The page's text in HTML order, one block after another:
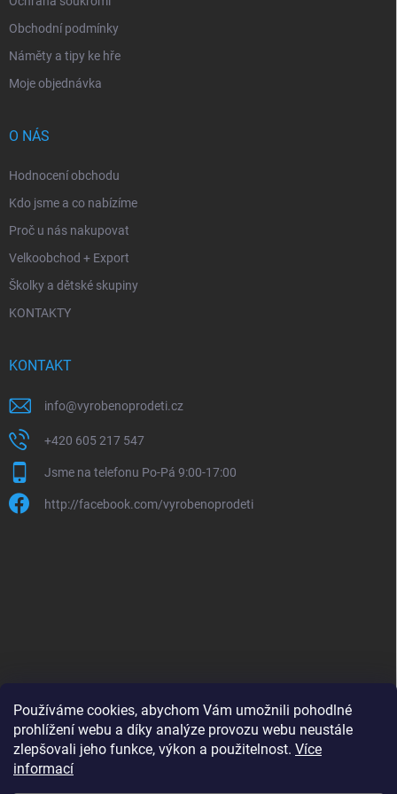
Používáme cookies, abychom Vám umožnili pohodlné
prohlížení webu a díky analýze provozu webu neustále
zlepšovali jeho funkce, výkon a použitelnost. Více
informací
Obchodní podmínky
Náměty a tipy ke hře
Moje objednávka
O NÁS
Hodnocení obchodu
Kdo jsme a co nabízíme
Proč u nás nakupovat
Velkoobchod + Export
Školky a dětské skupiny
KONTAKTY
KONTAKT
info@vyrobenoprodeti.cz
+420 605 217 547
Jsme na telefonu Po-Pá 9:00-17:00
http://facebook.com/vyrobenoprodeti
B2B shop pro obchodníky - www.krokido.cz